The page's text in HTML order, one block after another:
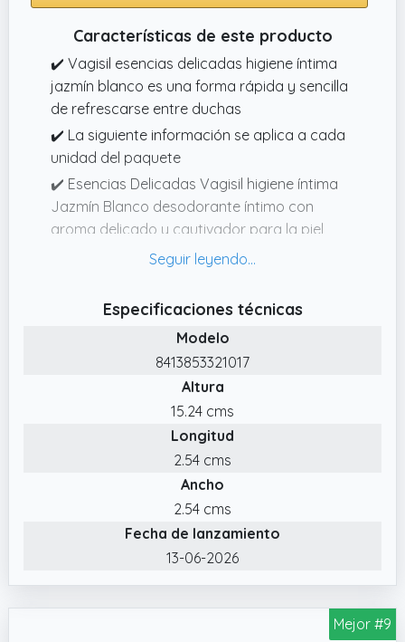
Características de este producto
✔️ Vagisil esencias delicadas higiene íntima
jazmín blanco es una forma rápida y sencilla
de refrescarse entre duchas
✔️ La siguiente información se aplica a cada
unidad del paquete
✔️ Esencias Delicadas Vagisil higiene íntima
Jazmín Blanco desodorante íntimo con
aroma delicado y cautivador para la piel
íntima sensible. Uso externo
respetuosa con el pH. No provoca
irritaciones.
✔️ Diseñado para la piel íntima delicada y
para todo el cuerpo. Sin residuos blancos e
✔️ Fragancia de Jazmín Blanco es seductora,
de larga duración, ligera y floral, ayuda a
sentirse fresca durante todo el día
✔️ Esencias Delicadas de Vagisil está
formulado con esencias cuidadosamente
seleccionadas que no irritan y testadas por
✔️ Spray íntimo Desodorante Esencias
Delicadas de Vagisil Jazmín Blanco aporta
Especificaciones técnicas
Modelo
8413853321017
Altura
15.24 cms
Longitud
2.54 cms
Ancho
2.54 cms
Fecha de lanzamiento
13-06-2026
Mejor #9